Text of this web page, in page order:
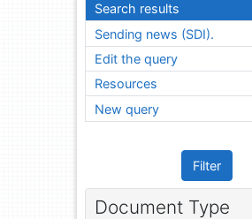
Search results
Sending news (SDI).
Edit the query
Resources
New query
Filter
Document Type